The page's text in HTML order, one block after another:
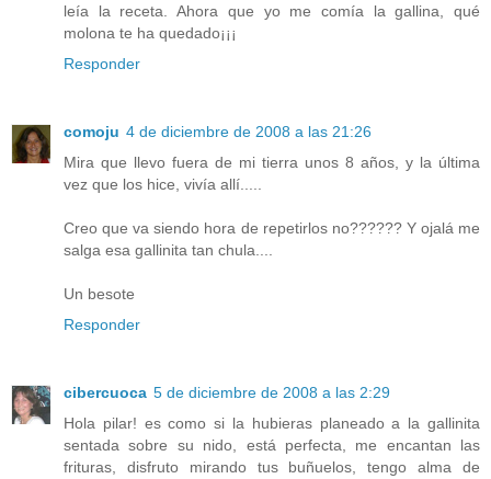
leía la receta. Ahora que yo me comía la gallina, qué
molona te ha quedado¡¡¡
Responder
comoju 4 de diciembre de 2008 a las 21:26
Mira que llevo fuera de mi tierra unos 8 años, y la última
vez que los hice, vivía allí.....
Creo que va siendo hora de repetirlos no?????? Y ojalá me
salga esa gallinita tan chula....
Un besote
Responder
cibercuoca 5 de diciembre de 2008 a las 2:29
Hola pilar! es como si la hubieras planeado a la gallinita
sentada sobre su nido, está perfecta, me encantan las
frituras, disfruto mirando tus buñuelos, tengo alma de